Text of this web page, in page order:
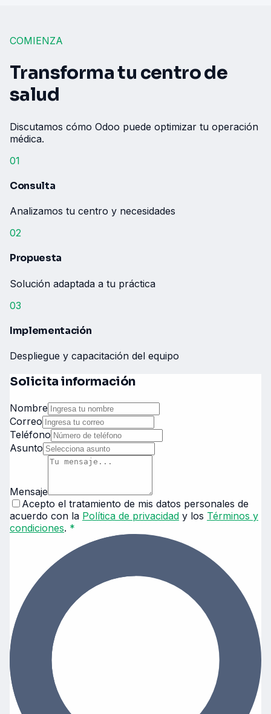
COMIENZA
Transforma tu centro de
salud
Discutamos cómo Odoo puede optimizar tu operación
médica.
01
Consulta
Analizamos tu centro y necesidades
02
Propuesta
Solución adaptada a tu práctica
03
Implementación
Despliegue y capacitación del equipo
Solicita información
Nombre
Correo
Teléfono
Asunto
Mensaje
Acepto el tratamiento de mis datos personales de
acuerdo con la Política de privacidad y los Términos y
condiciones. *